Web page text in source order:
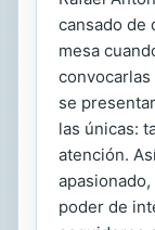
cansado de
mesa
convocarlas
se
las únicas:
atención.
poder de